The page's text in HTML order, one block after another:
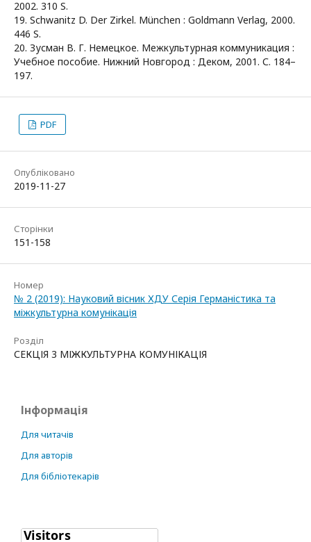
2002. 310 S.
19. Schwanitz D. Der Zirkel. München : Goldmann Verlag, 2000.
446 S.
20. Зусман В. Г. Немецкое. Межкультурная коммуникация :
Учебное пособие. Нижний Новгород : Деком, 2001. С. 184–
197.
PDF
Опубліковано
2019-11-27
Сторінки
151-158
Номер
№ 2 (2019): Науковий вісник ХДУ Серія Германістика та
міжкультурна комунікація
Розділ
СЕКЦІЯ 3 МІЖКУЛЬТУРНА КОМУНІКАЦІЯ
Інформація
Для читачів
Для авторів
Для бібліотекарів